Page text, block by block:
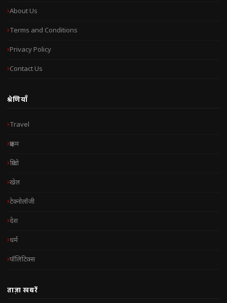
About Us
Terms and Conditions
Privacy Policy
Contact Us
श्रेणियाँ
Travel
क्राइम
क्रिप्टो
खेल
टेक्नोलॉजी
देश
धर्म
पॉलिटिक्स
ताज़ा खबरें